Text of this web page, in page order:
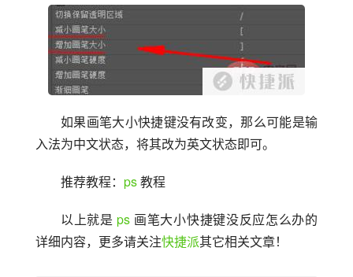
如果画笔大小快捷键没有改变，那么可能是输
入法为中文状态，将其改为英文状态即可。
推荐教程： ps 教程
以上就是 ps 画笔大小快捷键没反应怎么办的
详细内容，更多请关注快捷派其它相关文章！